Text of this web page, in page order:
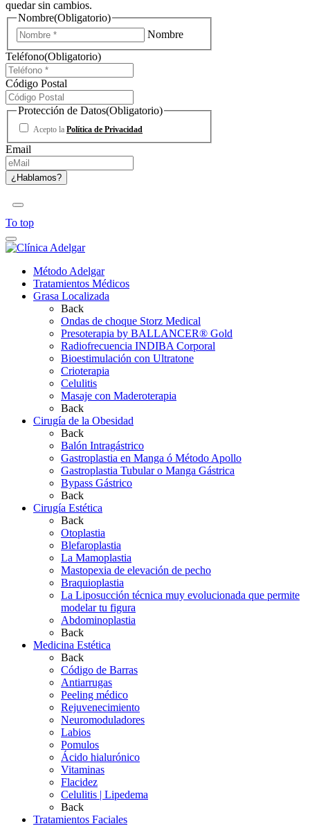
quedar sin cambios.
Nombre(Obligatorio)
Nombre
Teléfono(Obligatorio)
Código Postal
Protección de Datos(Obligatorio)
Acepto la Política de Privacidad
Email
To top
Método Adelgar
Tratamientos Médicos
Grasa Localizada
Back
Ondas de choque Storz Medical
Presoterapia by BALLANCER® Gold
Radiofrecuencia INDIBA Corporal
Bioestimulación con Ultratone
Crioterapia
Celulitis
Masaje con Maderoterapia
Back
Cirugía de la Obesidad
Back
Balón Intragástrico
Gastroplastia en Manga ó Método Apollo
Gastroplastia Tubular o Manga Gástrica
Bypass Gástrico
Back
Cirugía Estética
Back
Otoplastia
Blefaroplastia
La Mamoplastia
Mastopexia de elevación de pecho
Braquioplastia
La Liposucción técnica muy evolucionada que permite
modelar tu figura
Abdominoplastia
Back
Medicina Estética
Back
Código de Barras
Antiarrugas
Peeling médico
Rejuvenecimiento
Neuromoduladores
Labios
Pomulos
Ácido hialurónico
Vitaminas
Flacidez
Celulitis | Lipedema
Back
Tratamientos Faciales